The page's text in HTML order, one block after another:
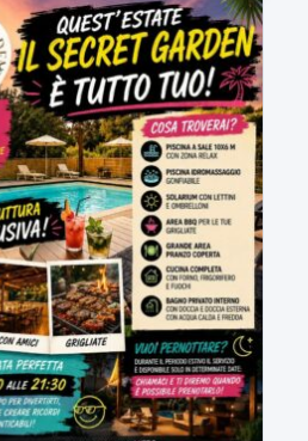
LabNews (replica)